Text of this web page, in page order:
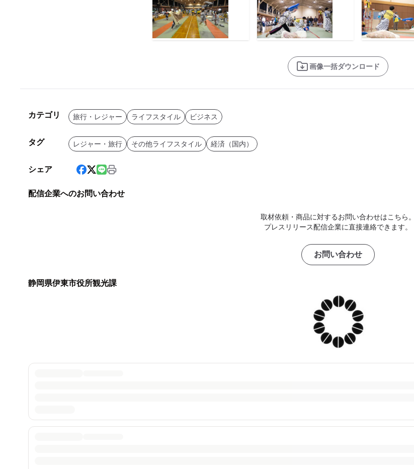
画像一括ダウンロード
カテゴリ 旅行・レジャー ライフスタイル ビジネス
タグ レジャー・旅行 その他ライフスタイル 経済（国内）
シェア
配信企業へのお問い合わせ
取材依頼・商品に対するお問い合わせはこちら。
プレスリリース配信企業に直接連絡できます。
お問い合わせ
静岡県伊東市役所観光課